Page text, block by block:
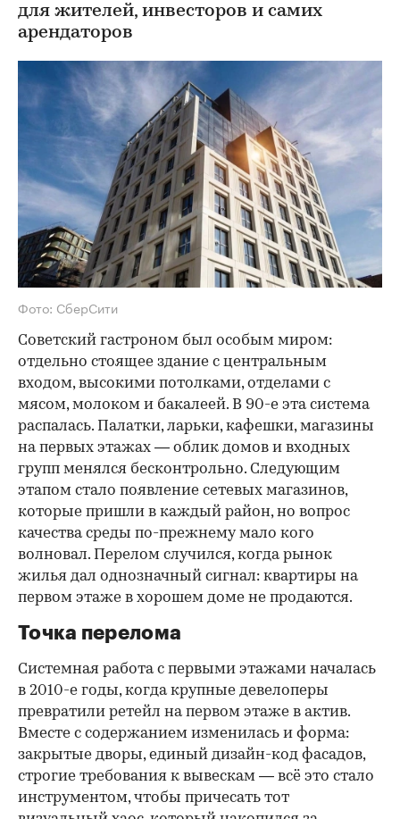
для жителей, инвесторов и самих
арендаторов
Фото: СберСити
Советский гастроном был особым миром:
отдельно стоящее здание с центральным
входом, высокими потолками, отделами с
мясом, молоком и бакалеей. В 90-е эта система
распалась. Палатки, ларьки, кафешки, магазины
на первых этажах — облик домов и входных
групп менялся бесконтрольно. Следующим
этапом стало появление сетевых магазинов,
которые пришли в каждый район, но вопрос
качества среды по-прежнему мало кого
волновал. Перелом случился, когда рынок
жилья дал однозначный сигнал: квартиры на
первом этаже в хорошем доме не продаются.
Точка перелома
Системная работа с первыми этажами началась
в 2010-е годы, когда крупные девелоперы
превратили ретейл на первом этаже в актив.
Вместе с содержанием изменилась и форма:
закрытые дворы, единый дизайн-код фасадов,
строгие требования к вывескам — всё это стало
инструментом, чтобы причесать тот